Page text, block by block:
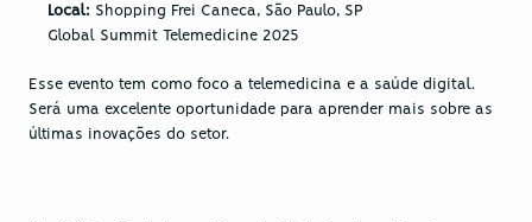
Local: Shopping Frei Caneca, São Paulo, SP
Global Summit Telemedicine 2025
Esse evento tem como foco a telemedicina e a saúde digital.
Será uma excelente oportunidade para aprender mais sobre as
últimas inovações do setor.